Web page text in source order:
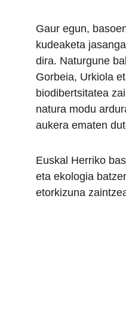
Gaur egun,
kudeaketa
dira. Naturgune
Gorbeia, Urkiola
biodibertsitatea
natura modu
aukera ematen
Euskal Herriko
eta ekologia
etorkizuna